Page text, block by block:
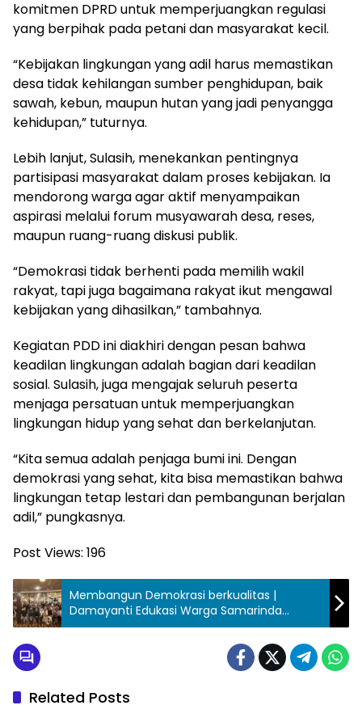
komitmen DPRD untuk memperjuangkan regulasi
yang berpihak pada petani dan masyarakat kecil.
“Kebijakan lingkungan yang adil harus memastikan
desa tidak kehilangan sumber penghidupan, baik
sawah, kebun, maupun hutan yang jadi penyangga
kehidupan,” tuturnya.
Lebih lanjut, Sulasih, menekankan pentingnya
partisipasi masyarakat dalam proses kebijakan. Ia
mendorong warga agar aktif menyampaikan
aspirasi melalui forum musyawarah desa, reses,
maupun ruang-ruang diskusi publik.
“Demokrasi tidak berhenti pada memilih wakil
rakyat, tapi juga bagaimana rakyat ikut mengawal
kebijakan yang dihasilkan,” tambahnya.
Kegiatan PDD ini diakhiri dengan pesan bahwa
keadilan lingkungan adalah bagian dari keadilan
sosial. Sulasih, juga mengajak seluruh peserta
menjaga persatuan untuk memperjuangkan
lingkungan hidup yang sehat dan berkelanjutan.
“Kita semua adalah penjaga bumi ini. Dengan
demokrasi yang sehat, kita bisa memastikan bahwa
lingkungan tetap lestari dan pembangunan berjalan
adil,” pungkasnya.
Post Views: 196
Membangun Demokrasi berkualitas |
Damayanti Edukasi Warga Samarinda
Pentingnya Kebijakan Lingkungan
Related Posts